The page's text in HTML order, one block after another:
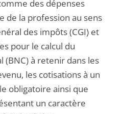
des dépenses
de la profession au sens
des impôts (CGI) et
pour le calcul du
à retenir dans les
les cotisations à un
obligatoire ainsi que
un caractère